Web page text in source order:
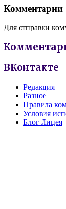
Комментарии
Для отправки
ВКонтакте
Редакция
Разное
Правила
Условия
Блог Лицея